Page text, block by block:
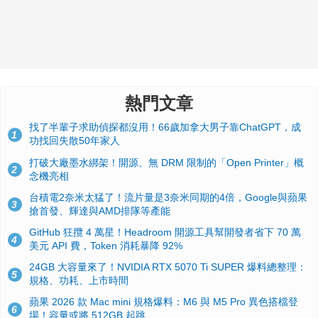
熱門文章
1
找了半輩子求助偵探都沒用！66歲加拿大男子靠ChatGPT，成
功找回失散50年家人
2
打破大廠墨水綁架！開源、無 DRM 限制的「Open Printer」概
念機亮相
3
台積電2奈米太猛了！流片量是3奈米同期的4倍，Google與蘋果
搶首發、輝達與AMD排隊等產能
4
GitHub 狂攬 4 萬星！Headroom 開源工具幫開發者省下 70 萬
美元 API 費，Token 消耗暴降 92%
5
24GB 大容量來了！NVIDIA RTX 5070 Ti SUPER 爆料總整理：
規格、功耗、上市時間
6
蘋果 2026 款 Mac mini 規格爆料：M6 與 M5 Pro 異色搭檔登
場！容量或將 512GB 起跳